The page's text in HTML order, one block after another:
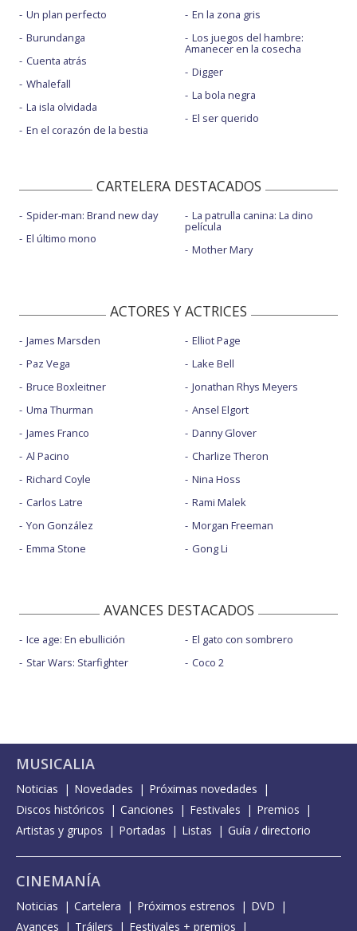
Un plan perfecto
Burundanga
Cuenta atrás
Whalefall
La isla olvidada
En el corazón de la bestia
En la zona gris
Los juegos del hambre:
Amanecer en la cosecha
Digger
La bola negra
El ser querido
CARTELERA DESTACADOS
Spider-man: Brand new day
El último mono
La patrulla canina: La dino
película
Mother Mary
ACTORES Y ACTRICES
James Marsden
Paz Vega
Bruce Boxleitner
Uma Thurman
James Franco
Al Pacino
Richard Coyle
Carlos Latre
Yon González
Emma Stone
Elliot Page
Lake Bell
Jonathan Rhys Meyers
Ansel Elgort
Danny Glover
Charlize Theron
Nina Hoss
Rami Malek
Morgan Freeman
Gong Li
AVANCES DESTACADOS
Ice age: En ebullición
Star Wars: Starfighter
El gato con sombrero
Coco 2
MUSICALIA
Noticias Novedades
Próximas novedades
Discos históricos
Canciones Festivales
Premios
Artistas y grupos
Portadas Listas Guía / directorio
CINEMANÍA
Noticias Cartelera Próximos estrenos
DVD
Avances
Tráilers Festivales + premios